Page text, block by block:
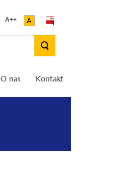
A
O nas Kontakt